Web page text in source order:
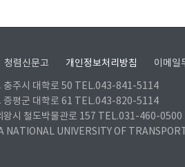
청렴신문고 개인정보처리방침 이메일
충주시 대학로 50 TEL.043-841-5114
증평군 대학로 61 TEL.043-820-5114
왕시 철도박물관로 157 TEL.031-460-0500
NATIONAL UNIVERSITY OF